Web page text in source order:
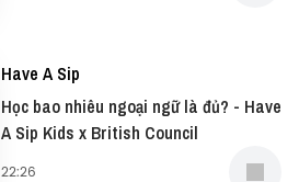
Have A Sip
Học bao nhiêu ngoại ngữ là đủ? - Have
A Sip Kids x British Council
22:26